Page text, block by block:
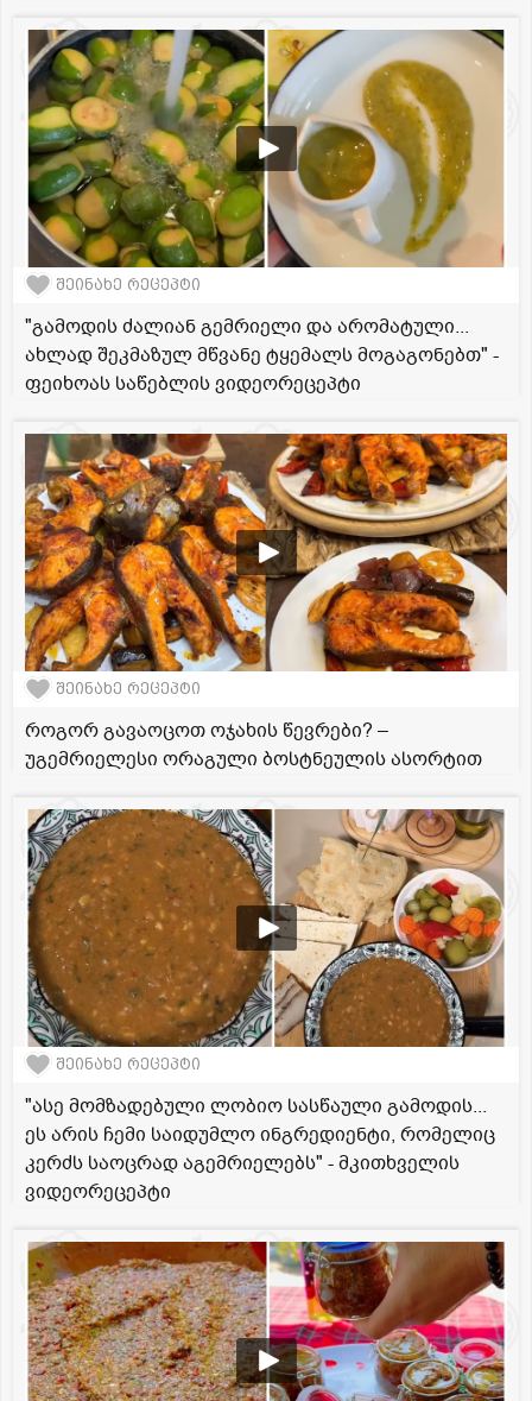
შეინახე რეცეპტი
"გამოდის ძალიან გემრიელი და არომატული...
ახლად შეკმაზულ მწვანე ტყემალს მოგაგონებთ" -
ფეიხოას საწებლის ვიდეორეცეპტი
შეინახე რეცეპტი
როგორ გავაოცოთ ოჯახის წევრები? –
უგემრიელესი ორაგული ბოსტნეულის ასორტით
შეინახე რეცეპტი
"ასე მომზადებული ლობიო სასწაული გამოდის...
ეს არის ჩემი საიდუმლო ინგრედიენტი, რომელიც
კერძს საოცრად აგემრიელებს" - მკითხველის
ვიდეორეცეპტი